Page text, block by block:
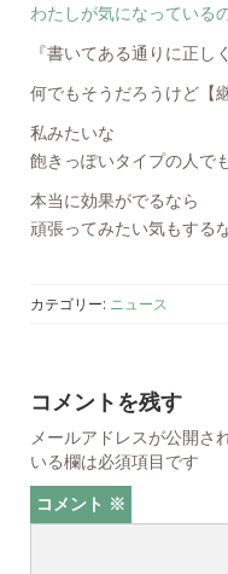
わたしが気になっている
『書いてある通りに正し
何でもそうだろうけど【
私みたいな
飽きっぽいタイプの人で
本当に効果がでるなら
頑張ってみたい気もするな
カテゴリー: ニュース
コメントを残す
メールアドレスが公開さ
いる欄は必須項目です
コメント ※